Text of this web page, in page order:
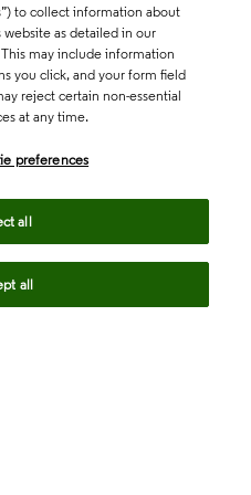
to collect information about
as detailed in our
This may include information
you click, and your form field
reject certain non-essential
at any time.
preferences
all
all